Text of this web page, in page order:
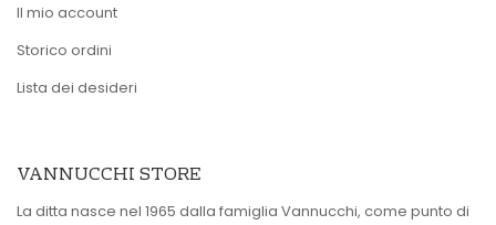
Il mio account
Storico ordini
Lista dei desideri
VANNUCCHI STORE
La ditta nasce nel 1965 dalla famiglia Vannucchi, come punto di